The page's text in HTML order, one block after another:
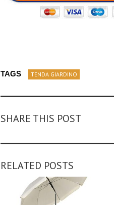
TAGS TENDA GIARDINO
SHARE THIS POST
RELATED POSTS